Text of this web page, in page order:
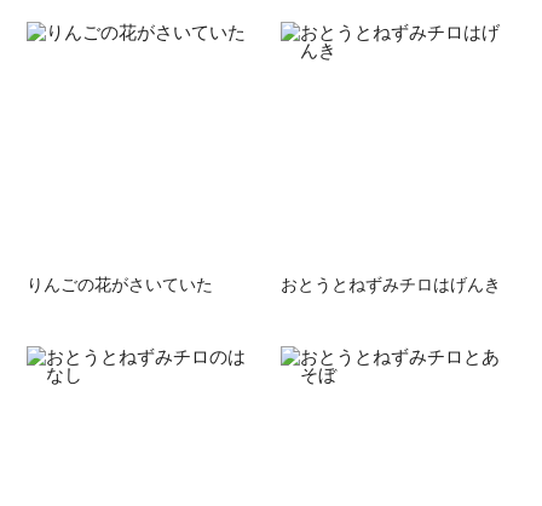
りんごの花がさいていた おとうとねずみチロはげんき